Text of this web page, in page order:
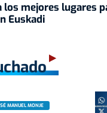
los mejores lugares
Euskadi
MANUEL MONJE